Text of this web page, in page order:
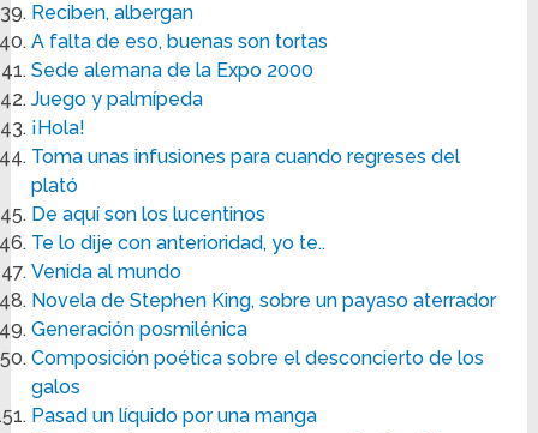
Reciben, albergan
A falta de eso, buenas son tortas
Sede alemana de la Expo 2000
Juego y palmípeda
¡Hola!
Toma unas infusiones para cuando regreses del
plató
De aquí son los lucentinos
Te lo dije con anterioridad, yo te..
Venida al mundo
Novela de Stephen King, sobre un payaso aterrador
Generación posmilénica
Composición poética sobre el desconcierto de los
galos
Pasad un líquido por una manga